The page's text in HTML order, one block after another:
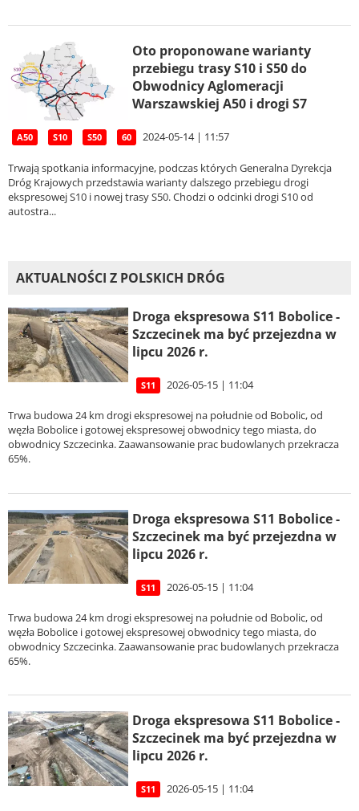
Oto proponowane warianty
przebiegu trasy S10 i S50 do
Obwodnicy Aglomeracji
Warszawskiej A50 i drogi S7
A50 S10 S50 60 2024-05-14 | 11:57
Trwają spotkania informacyjne, podczas których Generalna Dyrekcja
Dróg Krajowych przedstawia warianty dalszego przebiegu drogi
ekspresowej S10 i nowej trasy S50. Chodzi o odcinki drogi S10 od
autostra...
AKTUALNOŚCI Z POLSKICH DRÓG
Droga ekspresowa S11 Bobolice -
Szczecinek ma być przejezdna w
lipcu 2026 r.
S11 2026-05-15 | 11:04
Trwa budowa 24 km drogi ekspresowej na południe od Bobolic, od
węzła Bobolice i gotowej ekspresowej obwodnicy tego miasta, do
obwodnicy Szczecinka. Zaawansowanie prac budowlanych przekracza
65%.
Droga ekspresowa S11 Bobolice -
Szczecinek ma być przejezdna w
lipcu 2026 r.
S11 2026-05-15 | 11:04
Trwa budowa 24 km drogi ekspresowej na południe od Bobolic, od
węzła Bobolice i gotowej ekspresowej obwodnicy tego miasta, do
obwodnicy Szczecinka. Zaawansowanie prac budowlanych przekracza
65%.
Droga ekspresowa S11 Bobolice -
Szczecinek ma być przejezdna w
lipcu 2026 r.
S11 2026-05-15 | 11:04